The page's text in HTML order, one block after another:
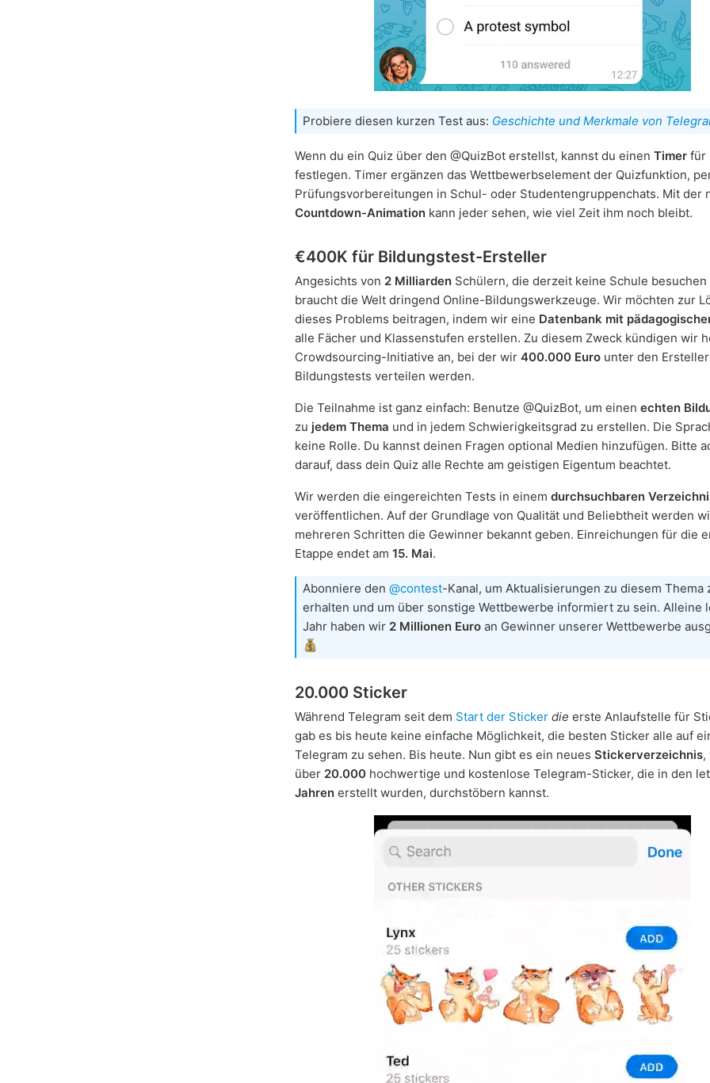
Probiere diesen kurzen Test aus: Geschichte und Merkmale von
Wenn du ein Quiz über den @QuizBot erstellst, kannst du einen Timer für
festlegen. Timer ergänzen das Wettbewerbselement der Quizfunktion,
Prüfungsvorbereitungen in Schul- oder Studentengruppenchats. Mit der
Countdown-Animation kann jeder sehen, wie viel Zeit ihm noch bleibt.
€400K für Bildungstest-Ersteller
Angesichts von 2 Milliarden Schülern, die derzeit keine Schule besuchen
braucht die Welt dringend Online-Bildungswerkzeuge. Wir möchten zur
dieses Problems beitragen, indem wir eine Datenbank mit
alle Fächer und Klassenstufen erstellen. Zu diesem Zweck kündigen wir
Crowdsourcing-Initiative an, bei der wir 400.000 Euro unter den
Bildungstests verteilen werden.
Die Teilnahme ist ganz einfach: Benutze @QuizBot, um einen echten
zu jedem Thema und in jedem Schwierigkeitsgrad zu erstellen. Die
keine Rolle. Du kannst deinen Fragen optional Medien hinzufügen. Bitte
darauf, dass dein Quiz alle Rechte am geistigen Eigentum beachtet.
Wir werden die eingereichten Tests in einem durchsuchbaren
veröffentlichen. Auf der Grundlage von Qualität und Beliebtheit werden
mehreren Schritten die Gewinner bekannt geben. Einreichungen für die
Etappe endet am 15. Mai.
Abonniere den @contest-Kanal, um Aktualisierungen zu diesem Thema
erhalten und um über sonstige Wettbewerbe informiert zu sein. Alleine
Jahr haben wir 2 Millionen Euro an Gewinner unserer Wettbewerbe
20.000 Sticker
Während Telegram seit dem Start der Sticker die erste Anlaufstelle für
gab es bis heute keine einfache Möglichkeit, die besten Sticker alle auf
Telegram zu sehen. Bis heute. Nun gibt es ein neues Stickerverzeichnis,
über 20.000 hochwertige und kostenlose Telegram-Sticker, die in den
Jahren erstellt wurden, durchstöbern kannst.